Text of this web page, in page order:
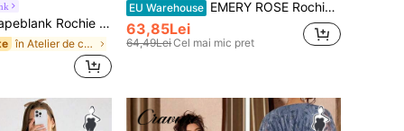
de primăvară/vară, la modă, casual, lejeră, confortabilă, de zi cu zi, simplă, versatilă, subțire, neagră, cu mâneci scurte, din șifon, cu model patchwork, lungime medie, ținute de vară, rochie cu buzunar, stil simplu
în Atelier de caroserie Rochii marimi mari
EU Warehouse EMERY ROSE Rochie elegantă și lejeră cu imprimeu floral, mărime plus, cu decolteu în V, mânecă scurtă, pentru femei, pentru Ziua Recunoștinței
63,85Lei
64,49LeiCel mai mic pret